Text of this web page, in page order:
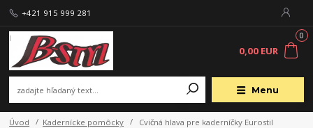
Menu
+421 915 999 281
0
0,00 EUR
Úvod Kadernícke pomôcky
Cvičná hlava pre kaderníčky Eurostil